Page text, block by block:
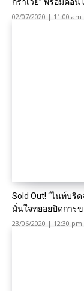
กราเวีย” พร้อมคอ
02/07/2020 | 11:00 am
Sold Out! “ไนท์บริ
มั่นใจทยอยปิดการ
23/06/2020 | 12:30 pm